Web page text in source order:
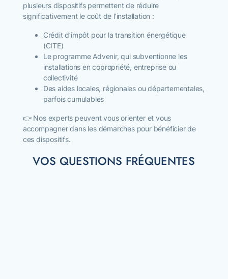
plusieurs dispositifs permettent de réduire
significativement le coût de l’installation :
Crédit d’impôt pour la transition énergétique
(CITE)
Le programme Advenir, qui subventionne les
installations en copropriété, entreprise ou
collectivité
Des aides locales, régionales ou départementales,
parfois cumulables
👉 Nos experts peuvent vous orienter et vous
accompagner dans les démarches pour bénéficier de
ces dispositifs.
VOS QUESTIONS FRÉQUENTES